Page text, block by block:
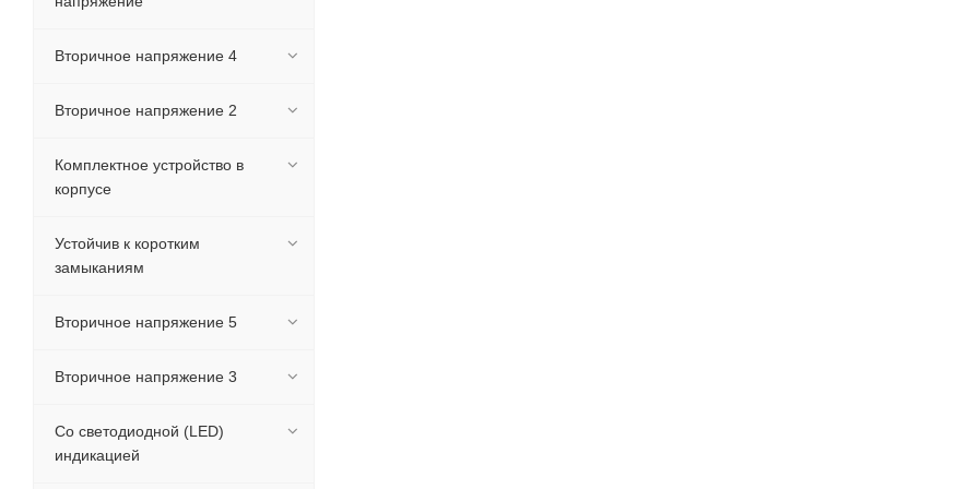
Вторичное напряжение 4
Вторичное напряжение 2
Комплектное устройство в
корпусе
Устойчив к коротким
замыканиям
Вторичное напряжение 5
Вторичное напряжение 3
Со светодиодной (LED)
индикацией